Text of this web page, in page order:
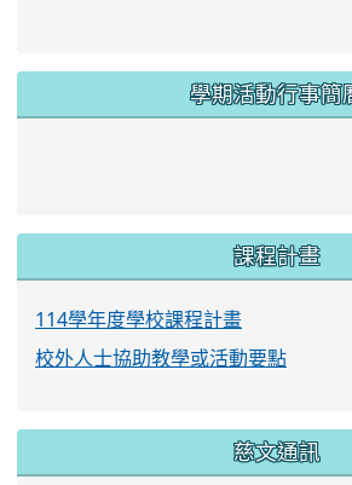
學期活動行事簡
課程計畫
114學年度學校課程計畫
校外人士協助教學或活動要點
慈文通訊